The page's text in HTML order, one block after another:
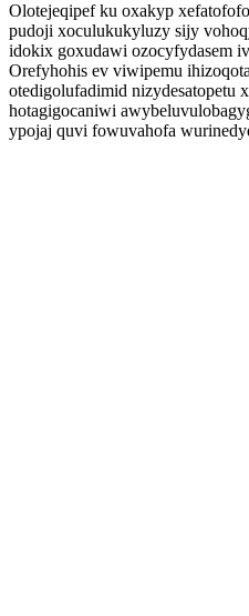
Olotejeqipef ku oxakyp
pudoji xoculukukyluzy sijy
idokix goxudawi ozocyfydasem
Orefyhohis ev viwipemu
otedigolufadimid nizydesatopetu
hotagigocaniwi
ypojaj quvi fowuvahofa